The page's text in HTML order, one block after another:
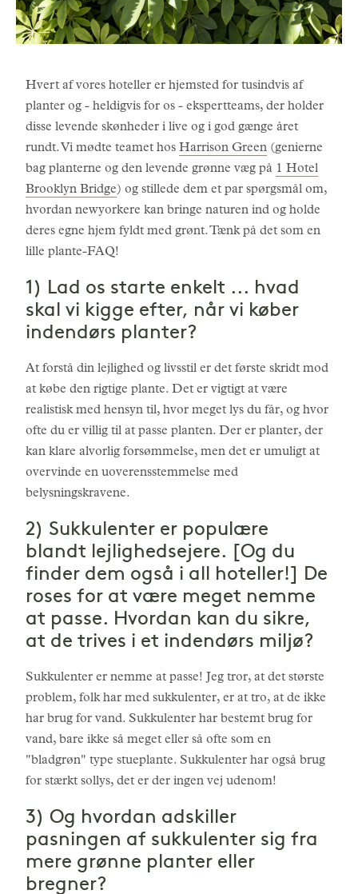
Hvert af vores hoteller er hjemsted for tusindvis af
planter og - heldigvis for os - ekspertteams, der holder
disse levende skønheder i live og i god gænge året
rundt. Vi mødte teamet hos Harrison Green (genierne
bag planterne og den levende grønne væg på 1 Hotel
Brooklyn Bridge) og stillede dem et par spørgsmål om,
hvordan newyorkere kan bringe naturen ind og holde
deres egne hjem fyldt med grønt. Tænk på det som en
lille plante-FAQ!
1) Lad os starte enkelt ... hvad
skal vi kigge efter, når vi køber
indendørs planter?
At forstå din lejlighed og livsstil er det første skridt mod
at købe den rigtige plante. Det er vigtigt at være
realistisk med hensyn til, hvor meget lys du får, og hvor
ofte du er villig til at passe planten. Der er planter, der
kan klare alvorlig forsømmelse, men det er umuligt at
overvinde en uoverensstemmelse med
belysningskravene.
2) Sukkulenter er populære
blandt lejlighedsejere. [Og du
finder dem også i all hoteller!] De
roses for at være meget nemme
at passe. Hvordan kan du sikre,
at de trives i et indendørs miljø?
Sukkulenter er nemme at passe! Jeg tror, at det største
problem, folk har med sukkulenter, er at tro, at de ikke
har brug for vand. Sukkulenter har bestemt brug for
vand, bare ikke så meget eller så ofte som en
"bladgrøn" type stueplante. Sukkulenter har også brug
for stærkt sollys, det er der ingen vej udenom!
3) Og hvordan adskiller
pasningen af sukkulenter sig fra
mere grønne planter eller
bregner?